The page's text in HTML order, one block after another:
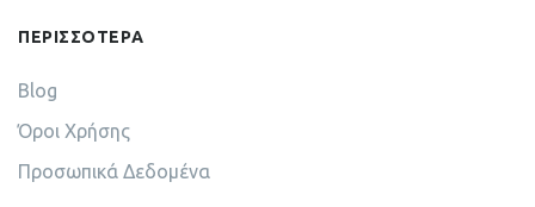
ΠΕΡΙΣΣΟΤΕΡΑ
Blog
Όροι Χρήσης
Προσωπικά Δεδομένα